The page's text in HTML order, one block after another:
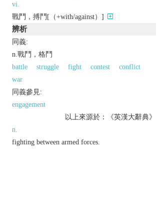
vi.
戰鬥，搏鬥[（+with/against）]
辨析
同義:
n.戰鬥，格鬥
battle
struggle fight contest
conflict
war
同義參見:
engagement
以上來源於：《英漢大辭典》
n.
fighting between armed forces.